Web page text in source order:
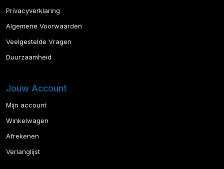
Privacyverklaring
Algemene Voorwaarden
Veelgestelde Vragen
Duurzaamheid
Jouw Account
Mijn account
Winkelwagen
Afrekenen
Verlanglijst